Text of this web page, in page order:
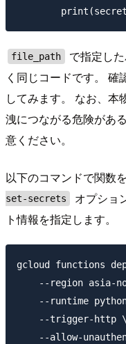
file_path
で指定し
く同じコードです。 確
してみます。 なお、本
洩につながる危険があ
意ください。
以下のコマンドで関数
set-secrets
オプショ
ト情報を指定します。
gcloud functions
--region asia-
--runtime
    --trigger-http \
--allow-